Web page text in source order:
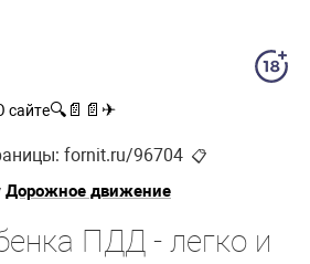
сайте🔍 📄 📄 ✈
fornit.ru/96704 📋
Дорожное движение
ПДД - легко и